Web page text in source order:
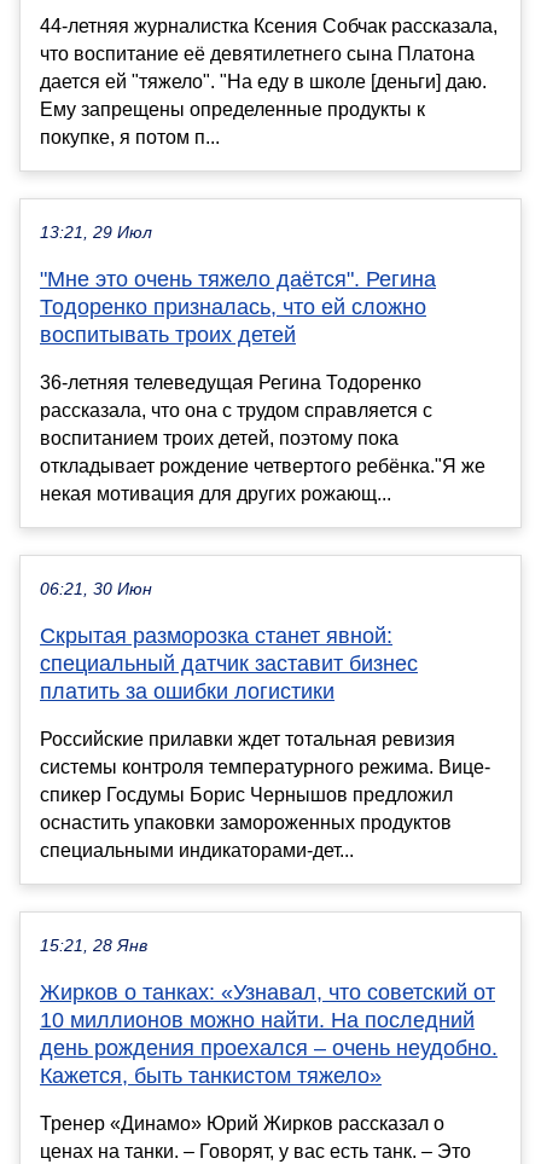
44-летняя журналистка Ксения Собчак рассказала,
что воспитание её девятилетнего сына Платона
дается ей "тяжело". "На еду в школе [деньги] даю.
Ему запрещены определенные продукты к
покупке, я потом п...
13:21, 29 Июл
"Мне это очень тяжело даётся". Регина
Тодоренко призналась, что ей сложно
воспитывать троих детей
36-летняя телеведущая Регина Тодоренко
рассказала, что она с трудом справляется с
воспитанием троих детей, поэтому пока
откладывает рождение четвертого ребёнка."Я же
некая мотивация для других рожающ...
06:21, 30 Июн
Скрытая разморозка станет явной:
специальный датчик заставит бизнес
платить за ошибки логистики
Российские прилавки ждет тотальная ревизия
системы контроля температурного режима. Вице-
спикер Госдумы Борис Чернышов предложил
оснастить упаковки замороженных продуктов
специальными индикаторами-дет...
15:21, 28 Янв
Жирков о танках: «Узнавал, что советский от
10 миллионов можно найти. На последний
день рождения проехался – очень неудобно.
Кажется, быть танкистом тяжело»
Тренер «Динамо» Юрий Жирков рассказал о
ценах на танки. – Говорят, у вас есть танк. – Это